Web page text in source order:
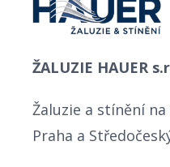
ŽALUZIE HAUER
Žaluzie a stínění
Praha a